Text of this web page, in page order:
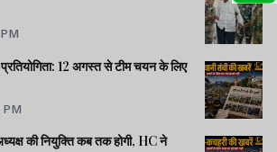
12 अगस्त से टीम चयन के लिए
की नियुक्ति कब तक होगी, HC ने